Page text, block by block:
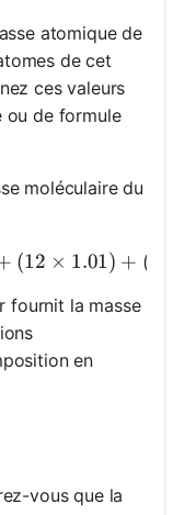
atomique de
de cet
ces valeurs
ou de formule
moléculaire du
(12 × 1.01) + (
fournit la masse
en
vous que la